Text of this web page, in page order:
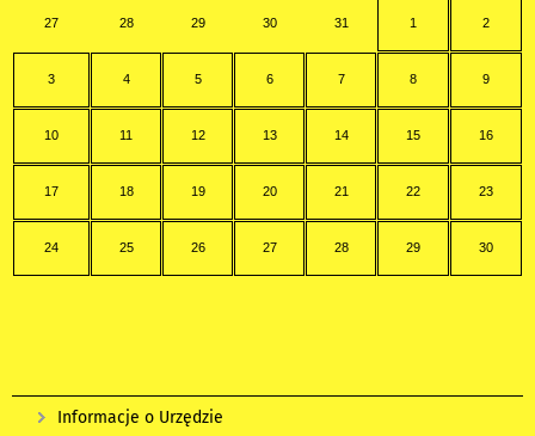
27 28 29 30 31 1 2
3 4 5 6 7 8 9
10 11 12 13 14 15 16
17 18 19 20 21 22 23
24 25 26 27 28 29 30
Informacje o Urzędzie